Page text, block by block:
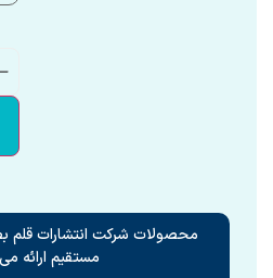
محصولات شرکت انتشارات قلم
مستقیم ارائه